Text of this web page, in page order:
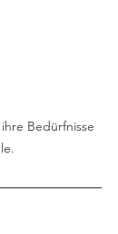
Bedürfnisse